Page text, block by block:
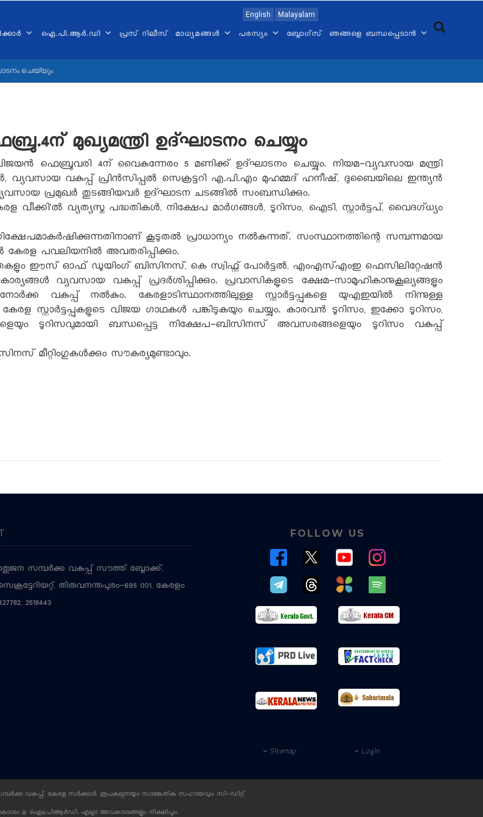
English Malayalam
ഐ.പി.ആർ.ഡി പ്രസ് റിലീസ് മാധ്യമങ്ങൾ പരസ്യം ബ്ലോഗ്സ് ഞങ്ങളെ ബന്ധപ്പെടാൻ
ചെയ്യും
മുഖ്യമന്ത്രി ഉദ്ഘാടനം ചെയ്യും
ഫെബ്രുവരി 4ന് വൈകുന്നേരം 5 മണിക്ക് ഉദ്ഘാടനം ചെയ്യും. നിയമ-വ്യവസായ മന്ത്രി
വകുപ്പ് പ്രിൻസിപ്പൽ സെക്രട്ടറി എ.പി.എം മുഹമ്മദ് ഹനീഷ്, ദുബൈയിലെ ഇന്ത്യൻ
പ്രമുഖർ തുടങ്ങിയവർ ഉദ്ഘാടന ചടങ്ങിൽ സംബന്ധിക്കും.
വ്യത്യസ്ത പദ്ധതികൾ, നിക്ഷേപ മാർഗങ്ങൾ, ടൂറിസം, ഐടി, സ്റ്റാർട്ടപ്, വൈദഗ്ധ്യം
കൂടുതൽ പ്രാധാന്യം നൽകുന്നത്. സംസ്ഥാനത്തിന്റെ സമ്പന്നമായ
പവലിയനിൽ അവതരിപ്പിക്കും.
ഈസ് ഓഫ് ഡൂയിംഗ് ബിസിനസ്, കെ സ്വിഫ്റ്റ് പോർട്ടൽ, എംഎസ്എംഇ ഫെസിലിറ്റേഷൻ
വ്യവസായ വകുപ്പ് പ്രദർശിപ്പിക്കും. പ്രവാസികളുടെ ക്ഷേമ-സാമൂഹികാനുകൂല്യങ്ങളും
വകുപ്പ് നൽകും. കേരളാടിസ്ഥാനത്തിലുള്ള സ്റ്റാർട്ടപ്പുകളെ യുഎഇയിൽ നിന്നുള്ള
സ്റ്റാർട്ടപ്പുകളുടെ വിജയ ഗാഥകൾ പങ്കിടുകയും ചെയ്യും. കാരവൻ ടൂറിസം, ഇക്കോ ടൂറിസം,
ടൂറിസവുമായി ബന്ധപ്പെട്ട നിക്ഷേപ-ബിസിനസ് അവസരങ്ങളെയും ടൂറിസം വകുപ്പ്
മീറ്റിംഗുകൾക്കും സൗകര്യമുണ്ടാവും.
സമ്പര്‍ക്ക വകുപ്പ് സൗത്ത് ബ്ലോക്ക്,
തിരുവനന്തപുരം-695 001, കേരളം
2518443
FOLLOW US
- Login
- Sitemap
വകുപ്പ്, കേരള സര്‍ക്കാര്‍. രൂപകല്പനയും സാങ്കേതിക സഹായവും: സി-ഡിറ്റ്
@ ഐ&പിആര്‍ഡി. എല്ലാ അവകാശങ്ങളും നിക്ഷിപ്തം